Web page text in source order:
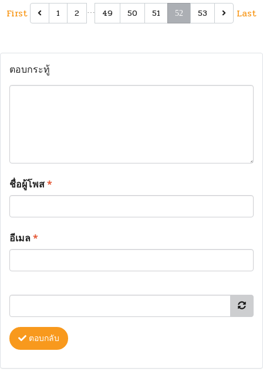
First 1 2 … 49 50 51 52 53 Last
ตอบกระทู้
ชื่อผู้โพส*
อีเมล*
ตอบกลับ